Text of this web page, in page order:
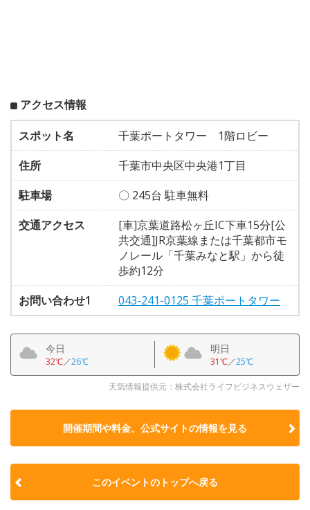
アクセス情報
スポット名
千葉ポートタワー 1階ロビー
住所
千葉市中央区中央港1丁目
駐車場
〇 245台 駐車無料
交通アクセス
[車]京葉道路松ヶ丘IC下車15分[公
共交通]JR京葉線または千葉都市モ
ノレール「千葉みなと駅」から徒
歩約12分
お問い合わせ1
043-241-0125 千葉ポートタワー
今日
32℃／26℃
明日
31℃／25℃
天気情報提供元：株式会社ライフビジネスウェザー
開催期間や料金、公式サイトの情報を見る
このイベントのトップへ戻る